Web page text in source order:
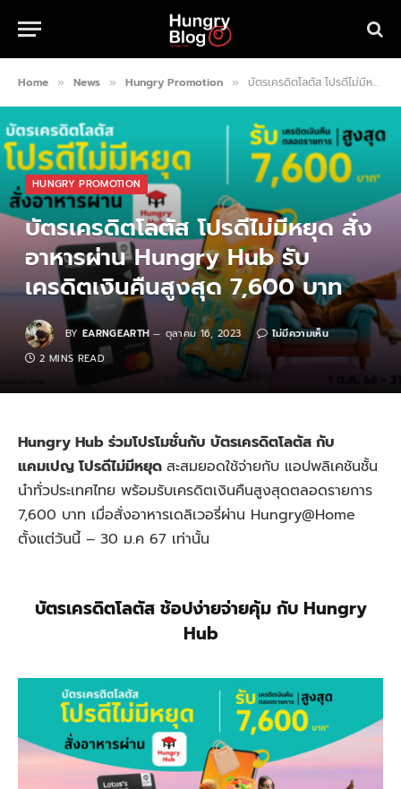
Home » News » Hungry Promotion » บัตรเครดิตโลตัส โปรดีไม่มีหยุด สั่งอาหารผ่าน Hungry Hub รับเครดิตเงินคืนสูงสุด 7,600 บาท
HUNGRY PROMOTION
บัตรเครดิตโลตัส โปรดีไม่มีหยุด สั่ง
อาหารผ่าน Hungry Hub รับ
เครดิตเงินคืนสูงสุด 7,600 บาท
BY EARNGEARTH ตุลาคม 16, 2023
ไม่มีความเห็น
2 MINS READ
Hungry Hub ร่วมโปรโมชั่นกับ บัตรเครดิตโลตัส กับ
แคมเปญ โปรดีไม่มีหยุด สะสมยอดใช้จ่ายกับ แอปพลิเคชันชั้น
นำทั่วประเทศไทย พร้อมรับเครดิตเงินคืนสูงสุดตลอดรายการ
7,600 บาท เมื่อสั่งอาหารเดลิเวอรี่ผ่าน Hungry@Home
ตั้งแต่วันนี้ – 30 ม.ค 67 เท่านั้น
บัตรเครดิตโลตัส ช้อปง่ายจ่ายคุ้ม กับ Hungry
Hub